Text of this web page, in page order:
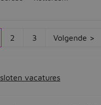
2 3 Volgende >
vacatures